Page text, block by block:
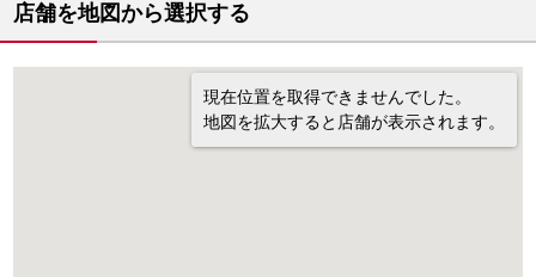
店舗を地図から選択する
現在位置を取得できませんでした。
地図を拡大すると店舗が表示されます。